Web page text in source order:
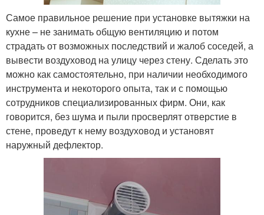
Самое правильное решение при установке вытяжки на
кухне – не занимать общую вентиляцию и потом
страдать от возможных последствий и жалоб соседей, а
вывести воздуховод на улицу через стену. Сделать это
можно как самостоятельно, при наличии необходимого
инструмента и некоторого опыта, так и с помощью
сотрудников специализированных фирм. Они, как
говорится, без шума и пыли просверлят отверстие в
стене, проведут к нему воздуховод и установят
наружный дефлектор.